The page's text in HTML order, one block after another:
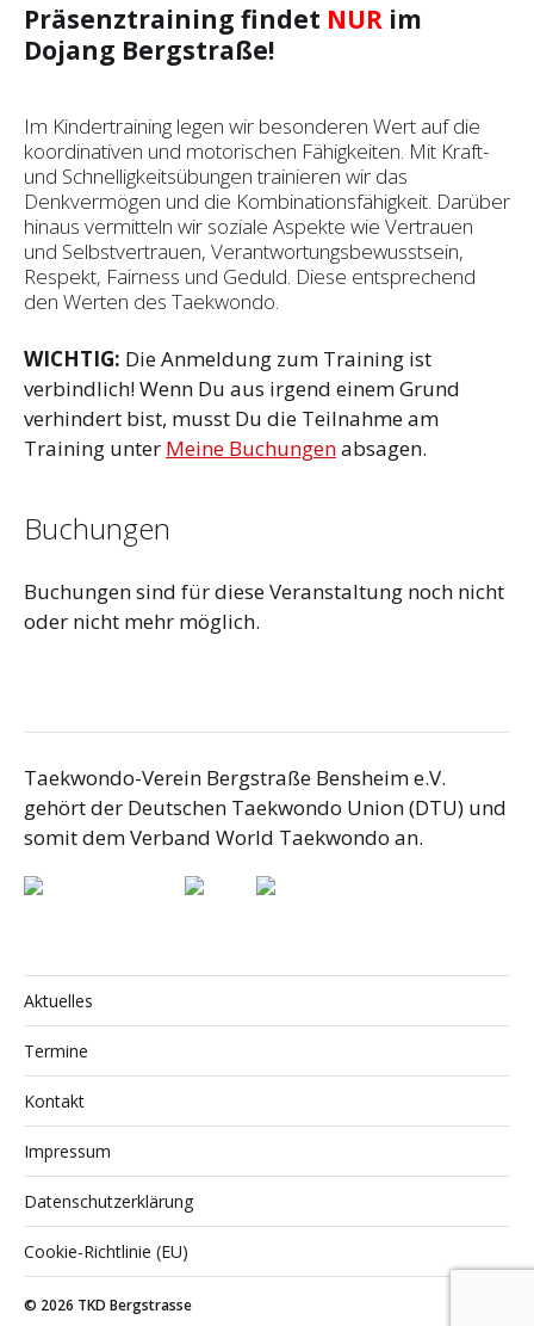
Präsenztraining findet NUR im
Dojang Bergstraße!
Im Kindertraining legen wir besonderen Wert auf die
koordinativen und motorischen Fähigkeiten. Mit Kraft-
und Schnelligkeitsübungen trainieren wir das
Denkvermögen und die Kombinationsfähigkeit. Darüber
hinaus vermitteln wir soziale Aspekte wie Vertrauen
und Selbst­vertrauen, Verantwortungsbewusstsein,
Respekt, Fairness und Geduld. Diese entsprechend
den Werten des Taekwondo.
WICHTIG: Die Anmeldung zum Training ist
verbindlich! Wenn Du aus irgend einem Grund
verhindert bist, musst Du die Teilnahme am
Training unter Meine Buchungenabsagen.
Buchungen
Buchungen sind für diese Veranstaltung noch nicht
oder nicht mehr möglich.
Taekwondo-Verein Bergstraße Bensheim e.V.
gehört der Deutschen Taekwondo Union (DTU) und
somit dem Verband World Taekwondo an.
Aktuelles
Termine
Kontakt
Impressum
Datenschutzerklärung
Cookie-Richtlinie (EU)
© 2026 TKD Bergstrasse